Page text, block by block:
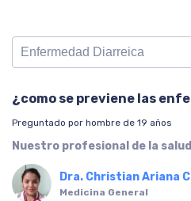
¿como se previene las
Preguntado por hombre de 19 años
Nuestro profesional de la
Dra. Christian Ariana
Medicina General